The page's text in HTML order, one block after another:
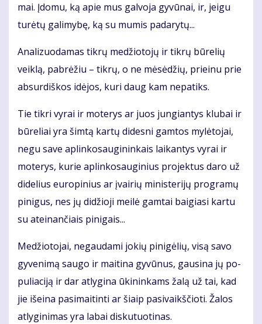
mai. Įdo­mu, ką apie mus gal­vo­ja gy­vū­nai, ir, jei­gu
tu­rė­tų ga­li­my­bę, ką su mu­mis pa­da­ry­tų...
Ana­li­zuo­da­mas tik­rų me­džio­to­jų ir tik­rų bū­re­lių
veik­lą, pa­brė­žiu – tik­rų, o ne mė­sė­džių, pri­ei­nu prie
ab­sur­diš­kos idė­jos, ku­ri daug kam ne­pa­tiks.
Tie tik­ri vy­rai ir mo­te­rys ar juos jun­gian­tys klu­bai ir
bū­re­liai yra šim­tą kar­tų di­des­ni gam­tos my­lė­to­jai,
ne­gu sa­ve ap­lin­ko­sau­gi­nin­kais lai­kan­tys vy­rai ir
mo­te­rys, ku­rie ap­lin­ko­sau­gi­nius pro­jek­tus da­ro už
di­de­lius eu­ro­pi­nius ar įvai­rių mi­nis­te­ri­jų pro­gra­mų
pi­ni­gus, nes jų di­džio­ji mei­lė gam­tai bai­gia­si kar­tu
su at­ei­nan­čiais pi­ni­gais...
Me­džio­to­jai, ne­gau­da­mi jo­kių pi­ni­gė­lių, vi­są sa­vo
gy­ve­ni­mą sau­go ir mai­ti­na gy­vū­nus, gau­si­na jų po­
pu­lia­ci­ją ir dar at­ly­gi­na ūki­nin­kams ža­lą už tai, kad
jie iš­ei­na pa­si­mai­tin­ti ar šiaip pa­si­vaikš­čio­ti. Ža­los
at­ly­gi­ni­mas yra la­bai dis­ku­tuo­ti­nas.